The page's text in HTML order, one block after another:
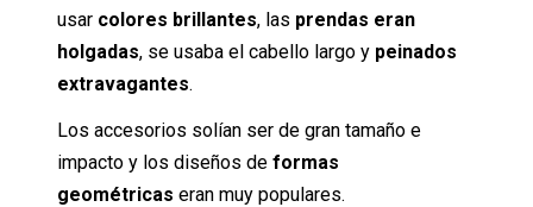
usar colores brillantes, las prendas eran
holgadas, se usaba el cabello largo y peinados
extravagantes.
Los accesorios solían ser de gran tamaño e
impacto y los diseños de formas
geométricas eran muy populares.